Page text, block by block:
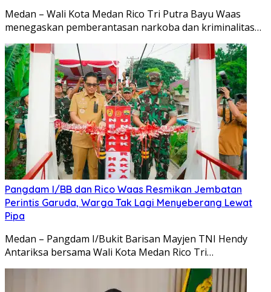
Medan – Wali Kota Medan Rico Tri Putra Bayu Waas
menegaskan pemberantasan narkoba dan kriminalitas…
Pangdam I/BB dan Rico Waas Resmikan Jembatan
Perintis Garuda, Warga Tak Lagi Menyeberang Lewat
Pipa
Medan – Pangdam I/Bukit Barisan Mayjen TNI Hendy
Antariksa bersama Wali Kota Medan Rico Tri…